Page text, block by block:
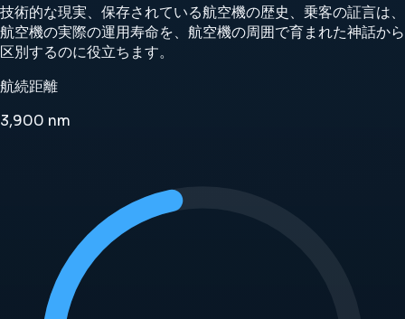
技術的な現実、保存されている航空機の歴史、乗客の証言は、
航空機の実際の運用寿命を、航空機の周囲で育まれた神話から
区別するのに役立ちます。
航続距離
3,900 nm